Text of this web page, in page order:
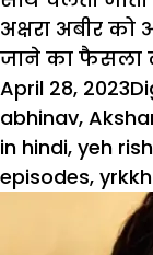
अक्षरा अबीर
जाने का फैसला
Posted
on
April 28, 2023
abhinav,
in hindi, yeh
episodes,